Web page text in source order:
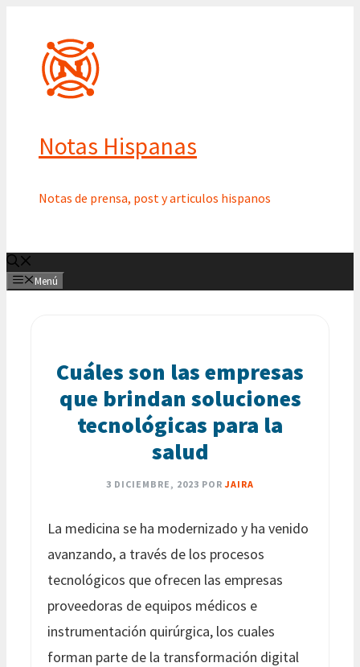
contenido
Notas Hispanas
Notas de prensa, post y articulos hispanos
Menú
Cuáles son las empresas
que brindan soluciones
tecnológicas para la
salud
3 DICIEMBRE, 2023 POR JAIRA
La medicina se ha modernizado y ha venido
avanzando, a través de los procesos
tecnológicos que ofrecen las empresas
proveedoras de equipos médicos e
instrumentación quirúrgica, los cuales
forman parte de la transformación digital